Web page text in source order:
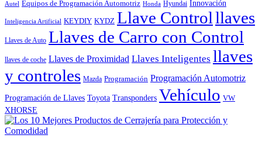
Autel Equipos de Programación Automotriz Honda Hyundai Innovación
Inteligencia Artificial KEYDIY KYDZ Llave Controlllaves
Llaves de Auto Llaves de Carro con Control
llaves de coche Llaves de Proximidad Llaves Inteligentes llaves
y controles Mazda Programación Programación Automotriz
Programación de Llaves Toyota Transponders Vehículo VW
XHORSE